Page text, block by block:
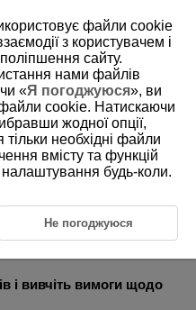
фотокамерою, уважно
Правила техніки безпеки
. Для правильного
прочитайте цей детальний
і вивчіть вимоги щодо
файли cookie
з користувачем і
сайту.
нами файлів
«Я погоджуюся», ви
cookie. Натискаючи
жодної опції,
необхідні файли
вмісту та функцій
будь-коли.
Не погоджуюся